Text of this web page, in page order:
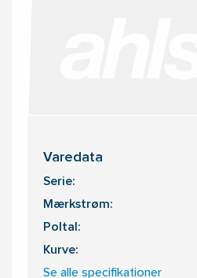
Varedata
Serie:
Mærkstrøm:
Poltal:
Kurve:
Se alle specifikationer